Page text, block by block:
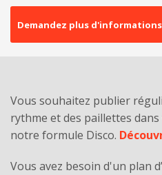
Demandez plus d'informations
Vous souhaitez publier
rythme et des paillettes
notre formule Disco.
Vous avez besoin d'un plan